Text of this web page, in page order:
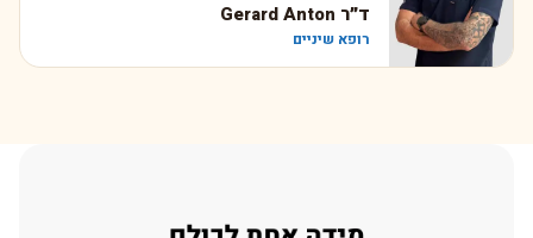
ד״ר Gerard Anton
רופא שיניים